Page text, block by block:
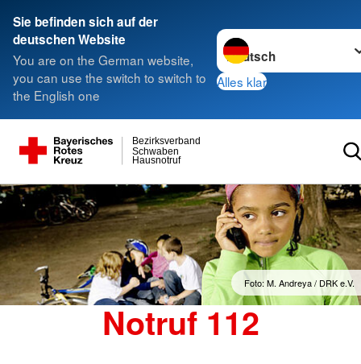
Sie befinden sich auf der
deutschen Website
You are on the German website,
you can use the switch to switch to
the English one
Sprache wechseln zu
Alles klar
Hausnotruf
Schwaben
Bezirksverband
Foto: M. Andreya / DRK e.V.
Notruf 112